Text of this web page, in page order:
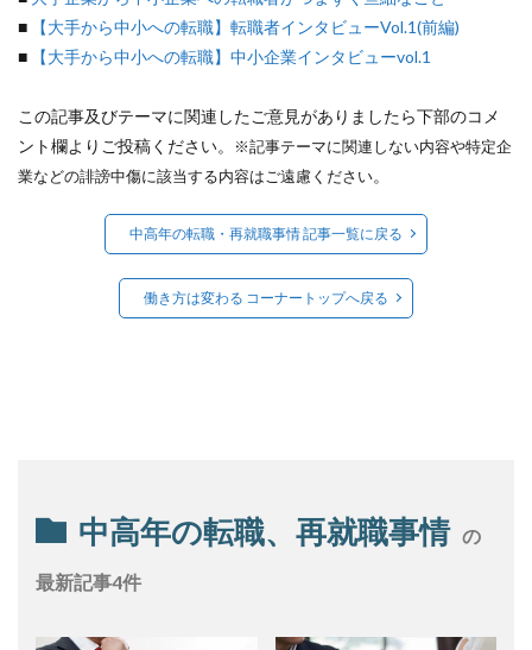
■
【大手から中小への転職】転職者インタビューVol.1(前編)
■
【大手から中小への転職】中小企業インタビューvol.1
この記事及びテーマに関連したご意見がありましたら下部のコメ
ント欄よりご投稿ください。
※記事テーマに関連しない内容や特定企
業などの誹謗中傷に該当する内容はご遠慮ください。
中高年の転職・再就職事情 記事一覧に戻る
働き方は変わる コーナートップへ戻る
中高年の転職、再就職事情 の
最新記事4件